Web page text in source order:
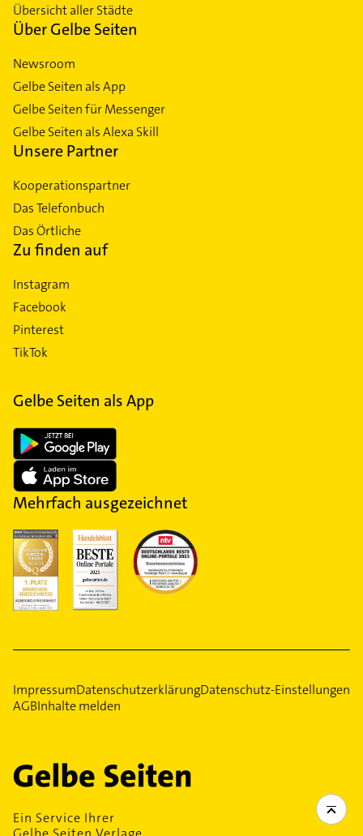
Übersicht aller Städte
Über Gelbe Seiten
Newsroom
Gelbe Seiten als App
Gelbe Seiten für Messenger
Gelbe Seiten als Alexa Skill
Unsere Partner
Kooperationspartner
Das Telefonbuch
Das Örtliche
Zu finden auf
Instagram
Facebook
Pinterest
TikTok
Gelbe Seiten als App
Mehrfach ausgezeichnet
ImpressumDatenschutzerklärungDatenschutz-Einstellungen
AGBInhalte melden
Ein Service Ihrer